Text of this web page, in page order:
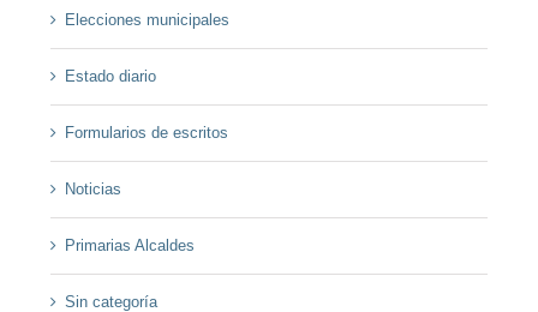
Elecciones municipales
Estado diario
Formularios de escritos
Noticias
Primarias Alcaldes
Sin categoría